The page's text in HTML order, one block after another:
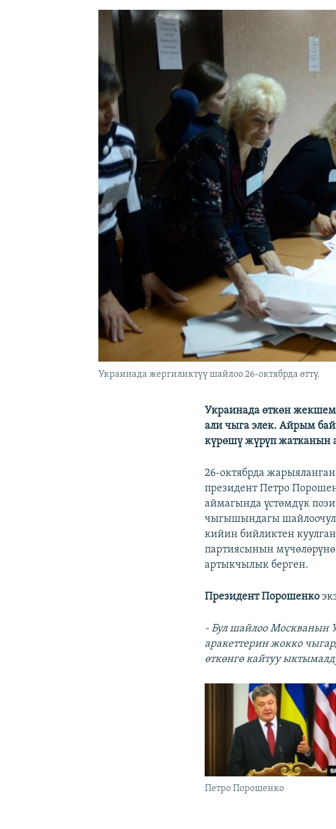
Украинада жергиликтүү шайлоо 26-октябрда өттү.
Украинада өткөн
али чыга элек. Айрым
күрөшү жүрүп жатканын
26-октябрда
президент Петро
аймагында үстөмдүк
чыгышындагы
кийин бийликтен
партиясынын
артыкчылык берген.
Президент Порошенко
- Бул шайлоо Москванын
аракеттерин жокко
өткөнгө кайтуу
Петро Порошенко